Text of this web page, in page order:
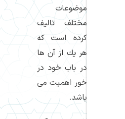
موضوعات
مختلف تالیف
كرده است كه
هر یك از آن ها
در باب خود در
خور اهمیت می
باشد.